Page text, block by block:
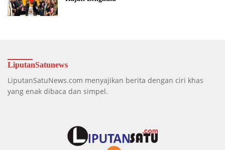
LiputanSatunews
LiputanSatuNews.com menyajikan berita dengan ciri khas
yang enak dibaca dan simpel.